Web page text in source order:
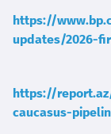
https://
updates/2026-
https://
caucasus-